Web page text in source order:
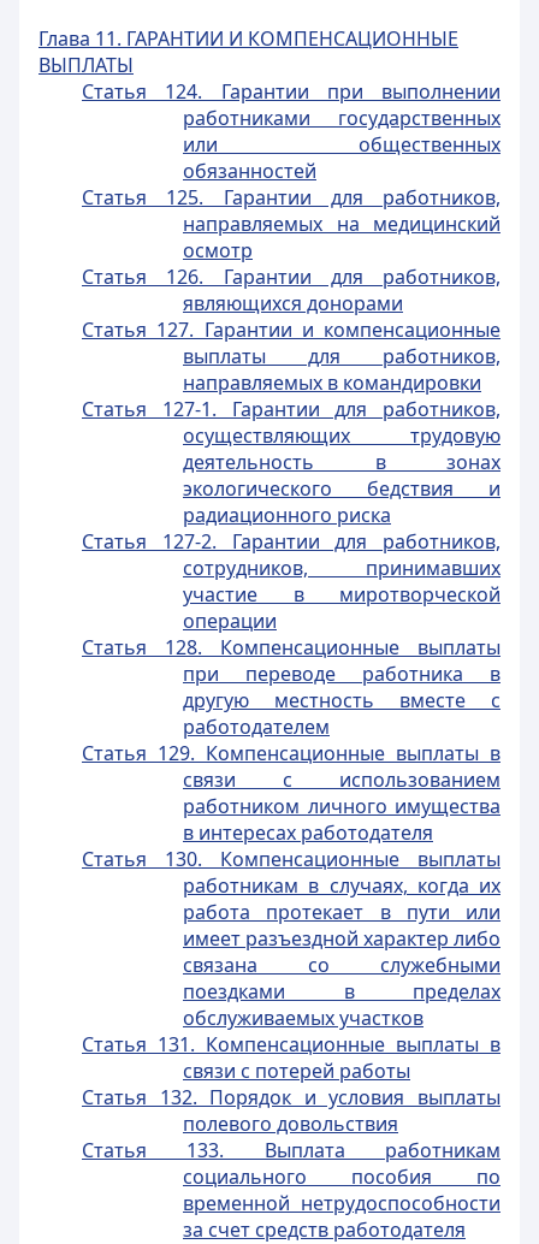
Глава 11. ГАРАНТИИ И КОМПЕНСАЦИОННЫЕ
ВЫПЛАТЫ
Статья 124. Гарантии при выполнении
работниками государственных
или общественных
обязанностей
Статья 125. Гарантии для работников,
направляемых на медицинский
осмотр
Статья 126. Гарантии для работников,
являющихся донорами
Статья 127. Гарантии и компенсационные
выплаты для работников,
направляемых в командировки
Статья 127-1. Гарантии для работников,
осуществляющих трудовую
деятельность в зонах
экологического бедствия и
радиационного риска
Статья 127-2. Гарантии для работников,
сотрудников, принимавших
участие в миротворческой
операции
Статья 128. Компенсационные выплаты
при переводе работника в
другую местность вместе с
работодателем
Статья 129. Компенсационные выплаты в
связи с использованием
работником личного имущества
в интересах работодателя
Статья 130. Компенсационные выплаты
работникам в случаях, когда их
работа протекает в пути или
имеет разъездной характер либо
связана со служебными
поездками в пределах
обслуживаемых участков
Статья 131. Компенсационные выплаты в
связи с потерей работы
Статья 132. Порядок и условия выплаты
полевого довольствия
Статья 133. Выплата работникам
социального пособия по
временной нетрудоспособности
за счет средств работодателя